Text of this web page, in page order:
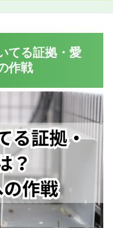
てる証拠・愛
作戦